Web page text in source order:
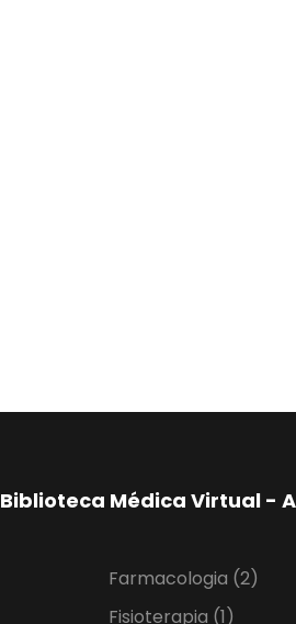
Biblioteca Médica Virtual -
Farmacologia (2)
Fisioterapia (1)